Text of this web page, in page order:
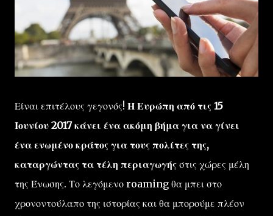
Είναι επιτέλους γεγονός! Η Ευρώπη από τις 15
Ιουνίου 2017 κάνει ένα ακόμη βήμα για να γίνει
ένα ενωμένο κράτος για τους πολίτες της,
καταργώντας τα τέλη περιαγωγής στις χώρες μέλη
της Ένωσης. Το λεγόμενο roaming θα μπει στο
χρονοντούλαπο της ιστορίας και θα μπορούμε πλέον